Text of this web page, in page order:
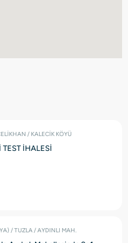
/ KALECİK KÖYÜ
TEST İHALESİ
/ TUZLA / AYDINLI MAH.